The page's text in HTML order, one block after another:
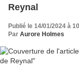
Reynal
Publié le 14/01/2024 à
Par Aurore Holmes